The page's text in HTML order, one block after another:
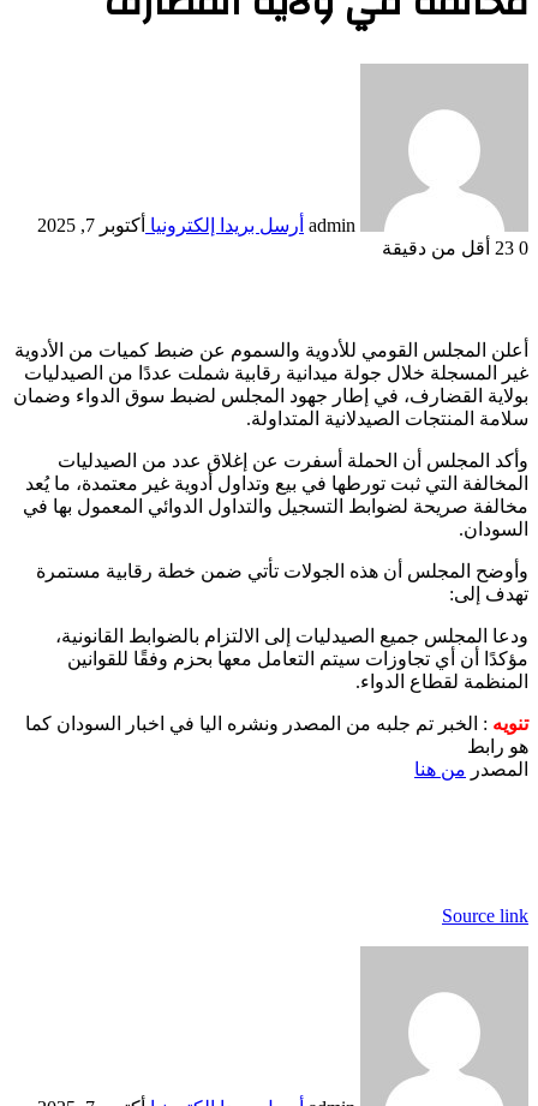
admin أرسل بريدا إلكترونيا أكتوبر 7, 2025
0
أقل من دقيقة
أعلن المجلس القومي للأدوية والسموم عن ضبط كميات من الأدوية
غير المسجلة خلال جولة ميدانية رقابية شملت عددًا من الصيدليات
بولاية القضارف، في إطار جهود المجلس لضبط سوق الدواء وضمان
سلامة المنتجات الصيدلانية المتداولة.
وأكد المجلس أن الحملة أسفرت عن إغلاق عدد من الصيدليات
المخالفة التي ثبت تورطها في بيع وتداول أدوية غير معتمدة، ما يُعد
مخالفة صريحة لضوابط التسجيل والتداول الدوائي المعمول بها في
السودان.
وأوضح المجلس أن هذه الجولات تأتي ضمن خطة رقابية مستمرة
تهدف إلى:
ودعا المجلس جميع الصيدليات إلى الالتزام بالضوابط القانونية،
مؤكدًا أن أي تجاوزات سيتم التعامل معها بحزم وفقًا للقوانين
المنظمة لقطاع الدواء.
تنويه : الخبر تم جلبه من المصدر ونشره اليا في اخبار السودان كما
هو رابط
المصدر من هنا
Source link